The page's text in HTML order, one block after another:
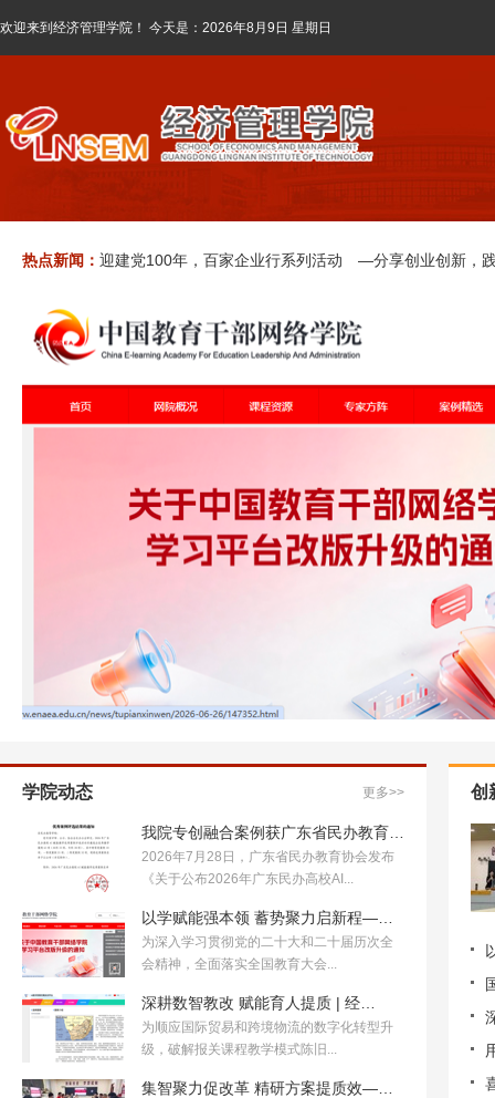
欢迎来到经济管理学院！ 今天是： 2026年8月9日 星期日
热点新闻：
课程思政丨“专创融合”视角下《物流企业经营管理真岗实
迎建党100年，百家企业行系列活动 —分享创业创新，
课程思政丨“专创融合”视角下《物流企业经营管理真岗实
更多>>
学院动态
我院专创融合案例获广东省民办教育…
2026年7月28日，广东省民办教育协会发布
《关于公布2026年广东民办高校AI...
以学赋能强本领 蓄势聚力启新程—…
为深入学习贯彻党的二十大和二十届历次全
会精神，全面落实全国教育大会...
深耕数智教改 赋能育人提质 | 经…
为顺应国际贸易和跨境物流的数字化转型升
级，破解报关课程教学模式陈旧...
集智聚力促改革 精研方案提质效—…
创